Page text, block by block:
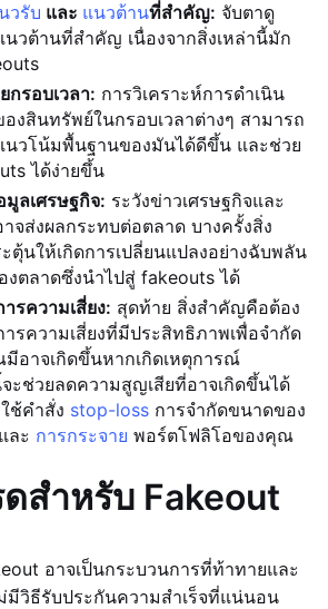
วรับ และ แนวต้านที่สำคัญ: จับตาดู
วต้านที่สำคัญ เนื่องจากสิ่งเหล่านี้มัก
กรอบเวลา: การวิเคราะห์การดำเนิน
งสินทรัพย์ในกรอบเวลาต่างๆ สามารถ
นวโน้มพื้นฐานของมันได้ดีขึ้น และช่วย
ได้ง่ายขึ้น
ลเศรษฐกิจ: ระวังข่าวเศรษฐกิจและ
จส่งผลกระทบต่อตลาด บางครั้งสิ่ง
ตุ้นให้เกิดการเปลี่ยนแปลงอย่างฉับพลัน
ตลาดซึ่งนำไปสู่ fakeouts ได้
รความเสี่ยง: สุดท้าย สิ่งสำคัญคือต้อง
รความเสี่ยงที่มีประสิทธิภาพเพื่อจำกัด
อาจเกิดขึ้นหากเกิดเหตุการณ์
ะช่วยลดความสูญเสียที่อาจเกิดขึ้นได้
ช้คำสั่ง stop-loss การจำกัดขนาดของ
ละ การกระจาย พอร์ตโฟลิโอของคุณ
ดสำหรับ Fakeout
อาจเป็นกระบวนการที่ท้าทายและ
มีวิธีรับประกันความสำเร็จที่แน่นอน